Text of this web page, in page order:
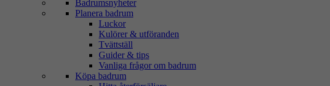
Badrumsnyheter
Planera badrum
Luckor
Kulörer & utföranden
Tvättställ
Guider & tips
Vanliga frågor om badrum
Köpa badrum